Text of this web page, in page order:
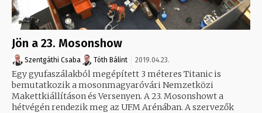
Jön a 23. Mosonshow
Szentgáthi Csaba Tóth Bálint 2019.04.23.
Egy gyufaszálakból megépített 3 méteres Titanic is
bemutatkozik a mosonmagyaróvári Nemzetközi
Makettkiállításon és Versenyen. A 23. Mosonshowt a
hétvégén rendezik meg az UFM Arénában. A szervezők